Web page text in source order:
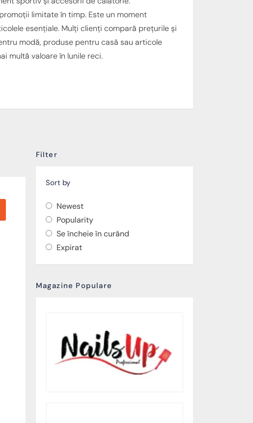
limitate în timp. Este un moment
esențiale. Mulți clienți compară prețurile și
modă, produse pentru casă sau articole
multă valoare în lunile reci.
Filter
Sort by
Newest
Popularity
Se încheie în curând
Expirat
Magazine Populare